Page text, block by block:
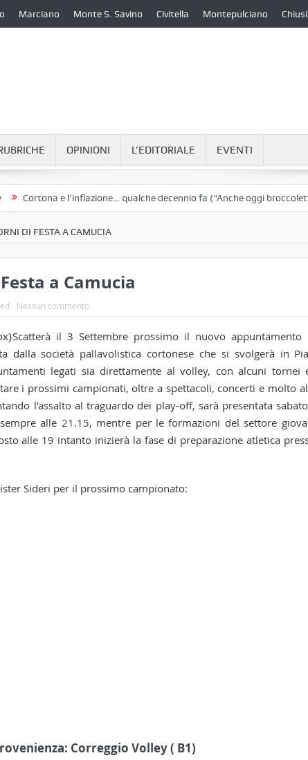
Marciano Monte S. Savino Civitella Montepulciano Chiusi
OPINIONI L’EDITORIALE EVENTI
e l’inflazione… qualche decennio fa (“Anche oggi broccoletti e
DI FESTA A CAMUCIA
a Camucia
Nessun commento
il 3 Settembre prossimo il nuovo appuntamento
dalla società pallavolistica cortonese che si svolgerà in
legati sia direttamente al volley, con alcuni tornei
i prossimi campionati, oltre a spettacoli, concerti e molto
l’assalto al traguardo dei play-off, sarà presentata
alle 21.15, mentre per le formazioni del settore
alle 19 intanto inizierà la fase di preparazione atletica
Sideri per il prossimo campionato:
Correggio Volley ( B1)